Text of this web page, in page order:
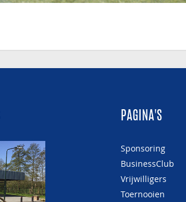
PAGINA'S
Sponsoring
BusinessClub
Vrijwilligers
Toernooien